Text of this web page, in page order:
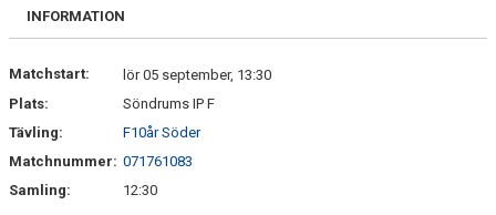
BLI MEDLEM
SÖNDRUMS IP
TRYGG I ASTRIO
INFORMATION
Matchstart:
lör 05 september, 13:30
Plats:
Söndrums IP F
Tävling:
F10år Söder
Matchnummer: 071761083
Samling:
12:30